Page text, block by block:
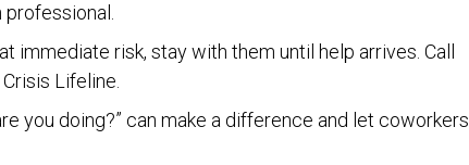
immediate risk, stay with them until help arrives. Call
Lifeline.
you doing?” can make a difference and let coworkers